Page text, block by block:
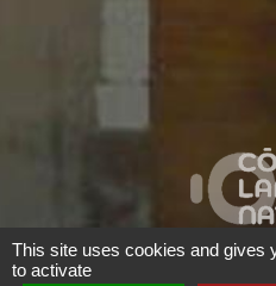
This site uses cookies and gives
to activate